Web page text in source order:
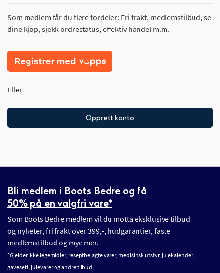
Som medlem får du flere fordeler: Fri frakt, medlemstilbud, se
dine kjøp, sjekk ordrestatus, effektiv handel m.m.
Eller
Opprett konto
Bli medlem i Boots Bedre og få
50% på en valgfri vare*
Som Boots Bedre medlem vil du motta eksklusive tilbud
og nyheter, fri frakt over 399,-, hudgarantier, faste
medlemstilbud og mye mer.
*Gjelder ikke legemidler, reseptbelagte varer, medisinsk utstyr, julekalender,
gavesett, julevarer og andre tilbud.